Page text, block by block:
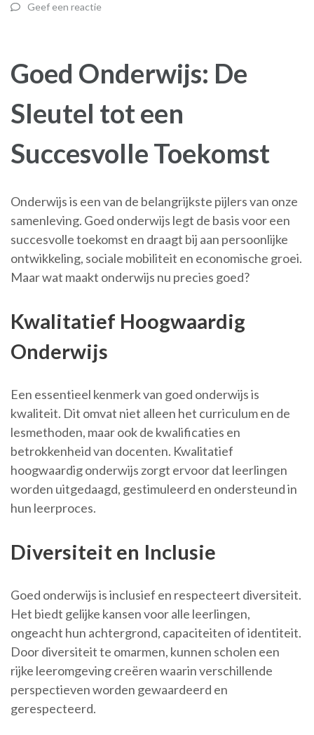
Geef een reactie
Goed Onderwijs: De
Sleutel tot een
Succesvolle Toekomst
Onderwijs is een van de belangrijkste pijlers van onze
samenleving. Goed onderwijs legt de basis voor een
succesvolle toekomst en draagt bij aan persoonlijke
ontwikkeling, sociale mobiliteit en economische groei.
Maar wat maakt onderwijs nu precies goed?
Kwalitatief Hoogwaardig
Onderwijs
Een essentieel kenmerk van goed onderwijs is
kwaliteit. Dit omvat niet alleen het curriculum en de
lesmethoden, maar ook de kwalificaties en
betrokkenheid van docenten. Kwalitatief
hoogwaardig onderwijs zorgt ervoor dat leerlingen
worden uitgedaagd, gestimuleerd en ondersteund in
hun leerproces.
Diversiteit en Inclusie
Goed onderwijs is inclusief en respecteert diversiteit.
Het biedt gelijke kansen voor alle leerlingen,
ongeacht hun achtergrond, capaciteiten of identiteit.
Door diversiteit te omarmen, kunnen scholen een
rijke leeromgeving creëren waarin verschillende
perspectieven worden gewaardeerd en
gerespecteerd.